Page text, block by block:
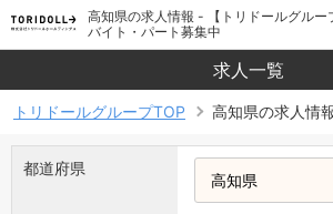
高知県の求人情報 - 【トリドールグルー
バイト・パート募集中
求人一覧
トリドールグループTOP 高知県の求人情
都道府県